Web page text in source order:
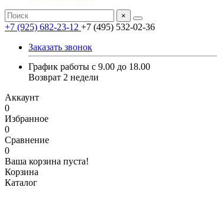
×
+7 (925) 682-23-12 +7 (495) 532-02-36
Заказать звонок
График работы с 9.00 до 18.00
Возврат 2 недели
Аккаунт
0
Избранное
0
Сравнение
0
Ваша корзина пуста!
Корзина
Каталог